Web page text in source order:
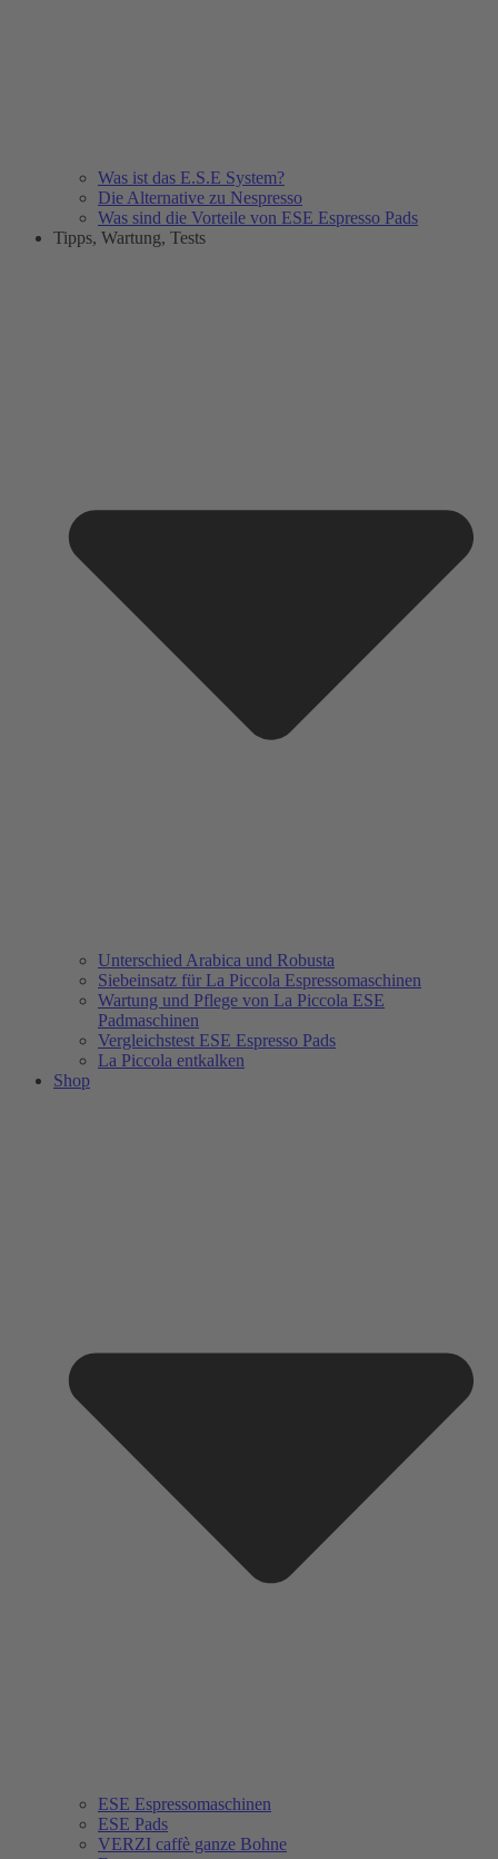
Was ist das E.S.E System?
Die Alternative zu Nespresso
Was sind die Vorteile von ESE Espresso Pads
Tipps, Wartung, Tests
Unterschied Arabica und Robusta
Siebeinsatz für La Piccola Espressomaschinen
Wartung und Pflege von La Piccola ESE
Padmaschinen
Vergleichstest ESE Espresso Pads
La Piccola entkalken
Shop
ESE Espressomaschinen
ESE Pads
VERZI caffè ganze Bohne